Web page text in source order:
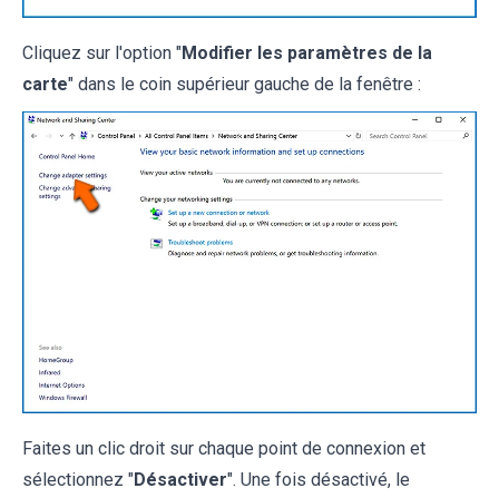
Cliquez sur l'option "Modifier les paramètres de la
carte" dans le coin supérieur gauche de la fenêtre :
Faites un clic droit sur chaque point de connexion et
sélectionnez "Désactiver". Une fois désactivé, le